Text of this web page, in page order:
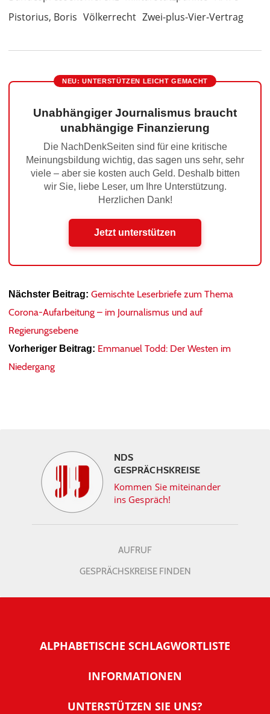
Pistorius, Boris Völkerrecht Zwei-plus-Vier-Vertrag
NEU: UNTERSTÜTZEN LEICHT GEMACHT
Unabhängiger Journalismus braucht
unabhängige Finanzierung
Die NachDenkSeiten sind für eine kritische
Meinungsbildung wichtig, das sagen uns sehr, sehr
viele – aber sie kosten auch Geld. Deshalb bitten
wir Sie, liebe Leser, um Ihre Unterstützung.
Herzlichen Dank!
Jetzt unterstützen
Nächster Beitrag: Gemischte Leserbriefe zum Thema
Corona-Aufarbeitung – im Journalismus und auf
Regierungsebene
Vorheriger Beitrag: Emmanuel Todd: Der Westen im
Niedergang
NDS
GESPRÄCHSKREISE
Kommen Sie miteinander
ins Gespräch!
AUFRUF
GESPRÄCHSKREISE FINDEN
ALPHABETISCHE SCHLAGWORTLISTE
INFORMATIONEN
Warum NachDenkSeiten
UNTERSTÜTZEN SIE UNS?